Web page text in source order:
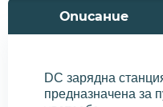
Описание
DC зарядна
предназначена за